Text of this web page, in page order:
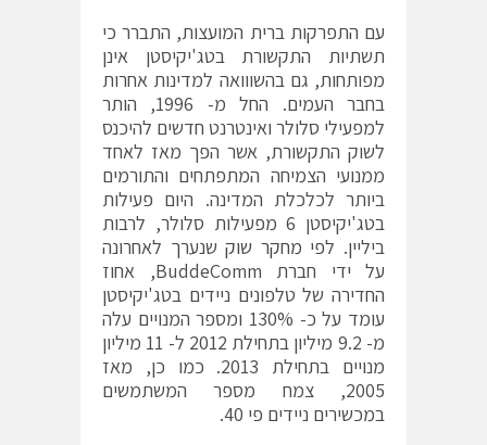
עם התפרקות ברית המועצות, התברר כי
תשתיות התקשורת בטג'יקיסטן אינן
מפותחות, גם בהשווואה למדינות אחרות
בחבר העמים. החל מ- 1996, הותר
למפעילי סלולר ואינטרנט חדשים להיכנס
לשוק התקשורת, אשר הפך מאז לאחד
ממנועי הצמיחה המתפתחים והתורמים
ביותר לכלכלת המדינה. היום פעילות
בטג'יקיסטן 6 מפעילות סלולר, לרבות
ביליין. לפי מחקר שוקשנערך לאחרונה
על ידי חברת BuddeComm, אחוז
החדירה של טלפונים ניידים בטג'יקיסטן
עומד על כ- 130% ומספר המנויים עלה
מ- 9.2 מיליון בתחילת 2012 ל- 11 מיליון
מנויים בתחילת 2013. כמו כן, מאז
2005, צמח מספר המשתמשים
במכשירים ניידים פי 40.